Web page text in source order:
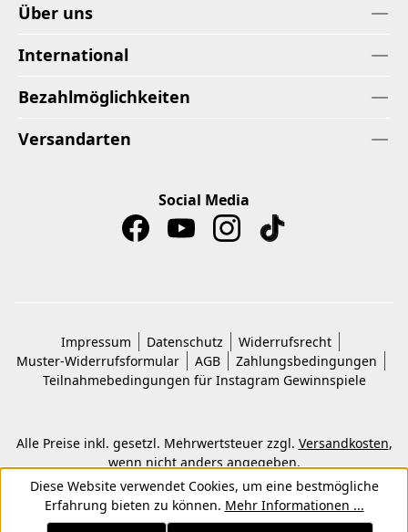
Über uns
International
Bezahlmöglichkeiten
Versandarten
Social Media
Impressum Datenschutz
Widerrufsrecht
Muster-Widerrufsformular
AGB
Zahlungsbedingungen
Teilnahmebedingungen für Instagram Gewinnspiele
Alle Preise inkl. gesetzl. Mehrwertsteuer zzgl. Versandkosten,
wenn nicht anders angegeben.
© 2026 Copyright © Kwon KG. Alle Rechte vorbehalten.
Diese Website verwendet Cookies, um eine bestmögliche
Erfahrung bieten zu können. Mehr Informationen ...